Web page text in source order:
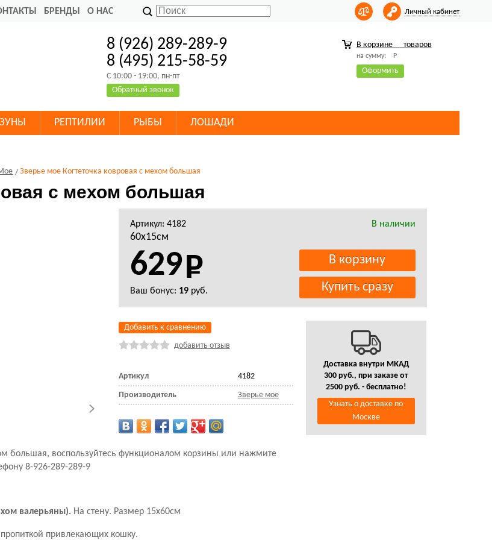
БРЕНДЫ О НАС Личный кабинет
8 (926) 289-289-9
8 (495) 215-58-59
C 10:00 - 19:00, пн-пт
Обратный звонок
В корзине товаров
на сумму: Р
Оформить
РЕПТИЛИИ РЫБЫ ЛОШАДИ
Зверье мое Когтеточка ковровая с мехом большая
с мехом большая
Артикул: 4182 В наличии
60х15см
629
Ваш бонус: 19руб.
Добавить к сравнению
добавить отзыв
Артикул 4182
Производитель Зверье мое
большая, воспользуйтесь функционалом корзины или нажмите
8-926-289-289-9
валерьяны). На стену. Размер 15х60см
привлекающих кошку.
Доставка внутри МКАД
300 руб., при заказе от
2500 руб. - бесплатно!
Узнать о доставке по
Москве